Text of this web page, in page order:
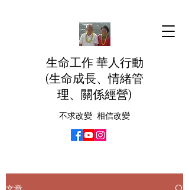
生命工作 華人行動
(生命成長、情緒管
理、關係經營)
不求改變 相信改變